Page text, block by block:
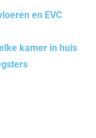
en EVC
kamer in huis